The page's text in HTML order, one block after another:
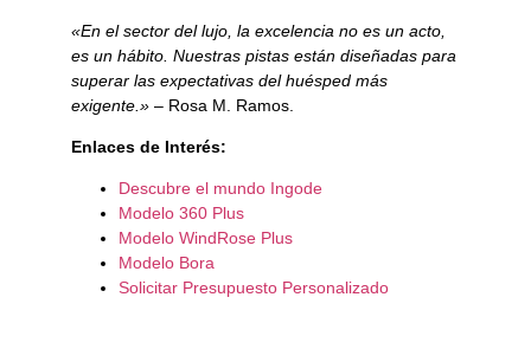
«En el sector del lujo, la excelencia no es un acto,
es un hábito. Nuestras pistas están diseñadas para
superar las expectativas del huésped más
exigente.» – Rosa M. Ramos.
Enlaces de Interés:
Descubre el mundo Ingode
Modelo 360 Plus
Modelo WindRose Plus
Modelo Bora
Solicitar Presupuesto Personalizado